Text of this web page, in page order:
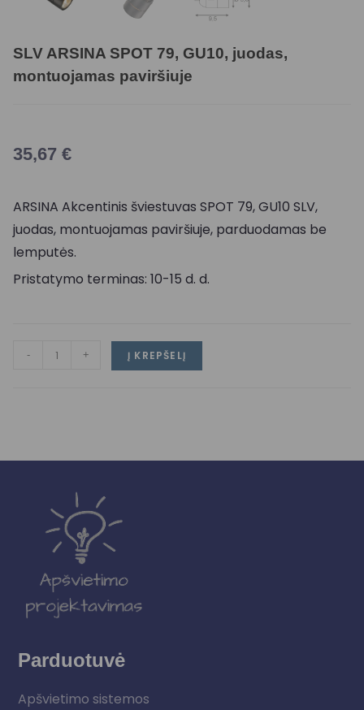
SLV ARSINA SPOT 79, GU10, juodas,
montuojamas paviršiuje
35,67 €
ARSINA Akcentinis šviestuvas SPOT 79, GU10 SLV,
juodas, montuojamas paviršiuje, parduodamas be
lemputės.
Pristatymo terminas: 10-15 d. d.
- + Į KREPŠELĮ
Parduotuvė
Apšvietimo sistemos